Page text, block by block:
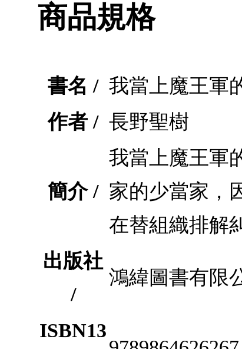
商品規格
書名 / 我當上魔王軍
作者 / 長野聖樹
簡介 /
我當上魔王軍
家的少當家，
在替組織排解
出版社
/
鴻緯圖書有限
ISBN13